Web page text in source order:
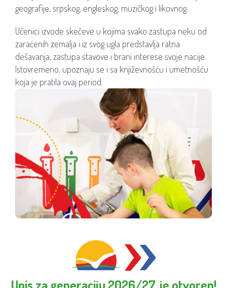
geografije, srpskog, engleskog, muzičkog i likovnog.
Učenici izvode skečeve u kojima svako zastupa neku od
zaraćenih zemalja i iz svog ugla predstavlja ratna
dešavanja, zastupa stavove i brani interese svoje nacije.
Istovremeno, upoznaju se i sa književnošću i umetnošću
koja je pratila ovaj period.
RAZVOJ MIŠLJENJA I POVEZIVANJA
Interdisciplinarna nastava omogućava da učenici
objedine znanje iz različitih oblasti, kao i da razvijaju
kritičko mišljenje.
Upis za generaciju 2026/27. je otvoren!